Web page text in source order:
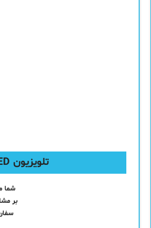
تلویزیون LED ایکس ویژن مدل 55XT540 – تلویزیون 55 اینچ X.Vision
شما
بر